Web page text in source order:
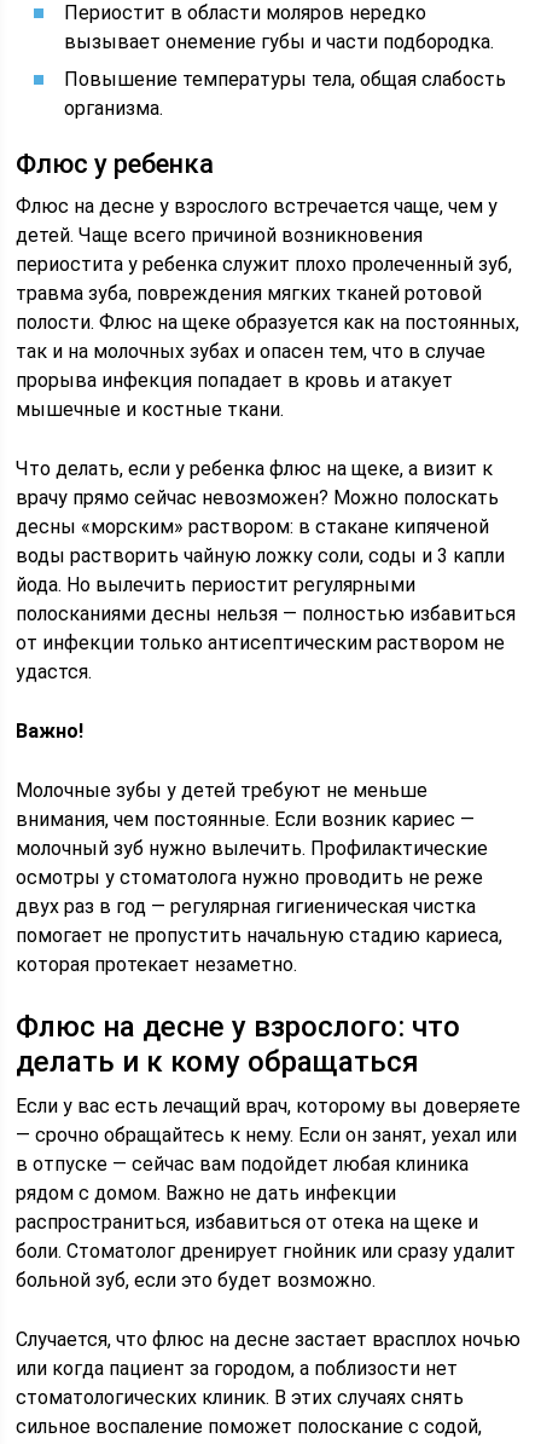
Периостит в области моляров нередко
вызывает онемение губы и части подбородка.
Повышение температуры тела, общая слабость
организма.
Флюс у ребенка
Флюс на десне у взрослого встречается чаще, чем у
детей. Чаще всего причиной возникновения
периостита у ребенка служит плохо пролеченный зуб,
травма зуба, повреждения мягких тканей ротовой
полости. Флюс на щеке образуется как на постоянных,
так и на молочных зубах и опасен тем, что в случае
прорыва инфекция попадает в кровь и атакует
мышечные и костные ткани.
Что делать, если у ребенка флюс на щеке, а визит к
врачу прямо сейчас невозможен? Можно полоскать
десны «морским» раствором: в стакане кипяченой
воды растворить чайную ложку соли, соды и 3 капли
йода. Но вылечить периостит регулярными
полосканиями десны нельзя — полностью избавиться
от инфекции только антисептическим раствором не
удастся.
Важно!
Молочные зубы у детей требуют не меньше
внимания, чем постоянные. Если возник кариес —
молочный зуб нужно вылечить. Профилактические
осмотры у стоматолога нужно проводить не реже
двух раз в год — регулярная гигиеническая чистка
помогает не пропустить начальную стадию кариеса,
которая протекает незаметно.
Флюс на десне у взрослого: что
делать и к кому обращаться
Если у вас есть лечащий врач, которому вы доверяете
— срочно обращайтесь к нему. Если он занят, уехал или
в отпуске — сейчас вам подойдет любая клиника
рядом с домом. Важно не дать инфекции
распространиться, избавиться от отека на щеке и
боли. Стоматолог дренирует гнойник или сразу удалит
больной зуб, если это будет возможно.
Случается, что флюс на десне застает врасплох ночью
или когда пациент за городом, а поблизости нет
стоматологических клиник. В этих случаях снять
сильное воспаление поможет полоскание с содой,